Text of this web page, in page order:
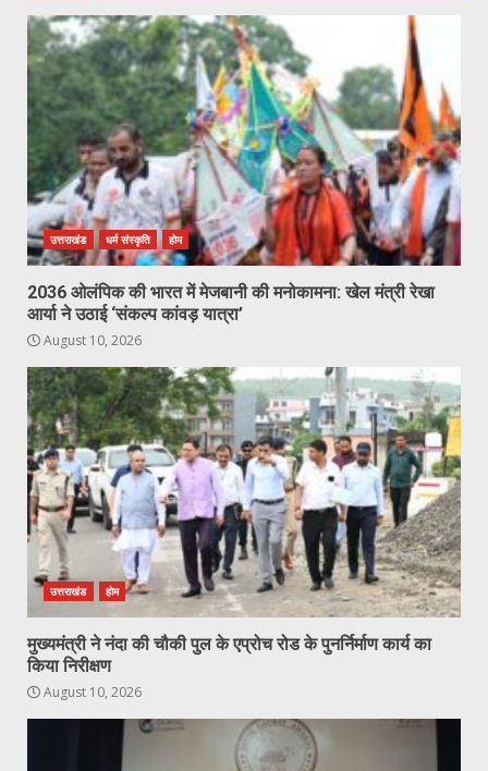
उत्तराखंड धर्म संस्कृति होम
2036 ओलंपिक की भारत में मेजबानी की मनोकामना: खेल मंत्री रेखा
आर्या ने उठाई ‘संकल्प कांवड़ यात्रा’
August 10, 2026
उत्तराखंड होम
मुख्यमंत्री ने नंदा की चौकी पुल के एप्रोच रोड के पुनर्निर्माण कार्य का
किया निरीक्षण
August 10, 2026